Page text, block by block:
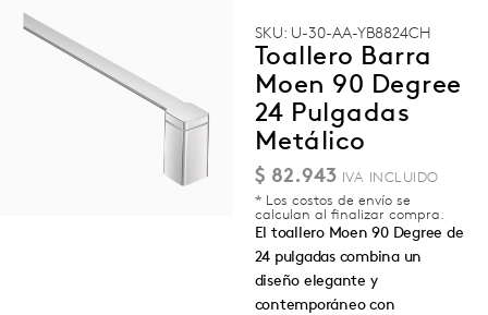
SKU: U-30-AA-YB8824CH
Toallero Barra
Moen 90 Degree
24 Pulgadas
Metálico
$ 82.943
* Los costos de envío se
calculan al finalizar compra.
El toallero Moen 90 Degree de
24 pulgadas combina un
diseño elegante y
contemporáneo con